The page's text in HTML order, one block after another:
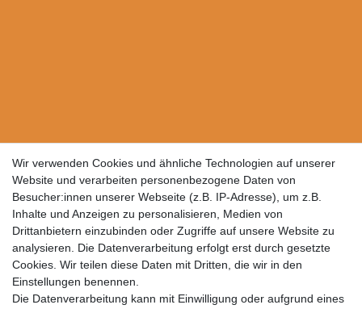
Wir verwenden Cookies und ähnliche Technologien auf unserer
Website und verarbeiten personenbezogene Daten von
Besucher:innen unserer Webseite (z.B. IP-Adresse), um z.B.
Inhalte und Anzeigen zu personalisieren, Medien von
Drittanbietern einzubinden oder Zugriffe auf unsere Website zu
analysieren. Die Datenverarbeitung erfolgt erst durch gesetzte
Cookies. Wir teilen diese Daten mit Dritten, die wir in den
Einstellungen benennen.
Die Datenverarbeitung kann mit Einwilligung oder aufgrund eines